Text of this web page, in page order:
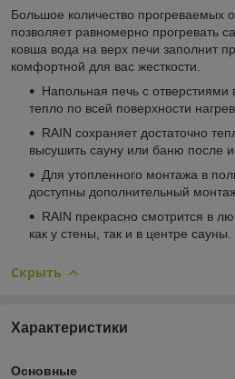
Большое количество прогреваемых
позволяет равномерно прогревать
ковша вода на верх печи заполнит
комфортной для вас жесткости.
Напольная печь с отверстиями
тепло по всей поверхности
RAIN сохраняет достаточно
высушить сауну или баню после
Для утопленного монтажа в
доступны дополнительный
RAIN прекрасно смотрится в
как у стены, так и в центре сауны.
Скрыть
Характеристики
Основные